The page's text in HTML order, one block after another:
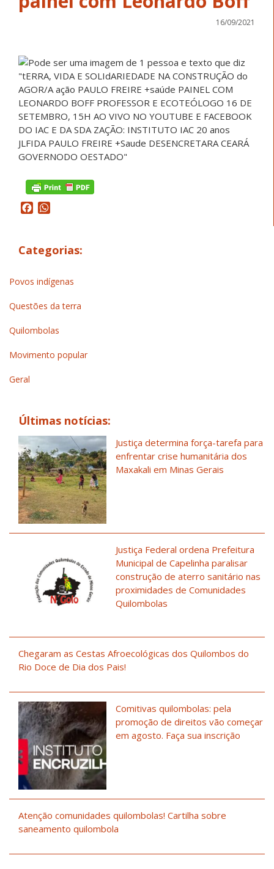
16/09/2021
Facebook
Categorias:
Povos indígenas
Questões da terra
Quilombolas
Movimento popular
Geral
Últimas notícias:
Justiça determina força-tarefa para
enfrentar crise humanitária dos
Maxakali em Minas Gerais
Justiça Federal ordena Prefeitura
Municipal de Capelinha paralisar
construção de aterro sanitário nas
proximidades de Comunidades
Quilombolas
Chegaram as Cestas Afroecológicas dos Quilombos do
Rio Doce de Dia dos Pais!
Comitivas quilombolas: pela
promoção de direitos vão começar
em agosto. Faça sua inscrição
Atenção comunidades quilombolas! Cartilha sobre
saneamento quilombola